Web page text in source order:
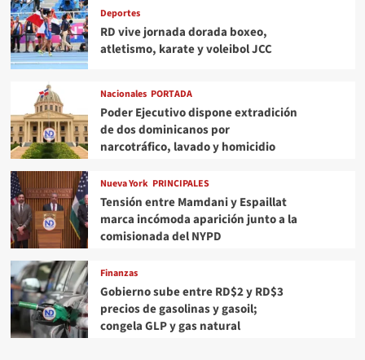
Deportes
RD vive jornada dorada boxeo,
atletismo, karate y voleibol JCC
Nacionales PORTADA
Poder Ejecutivo dispone extradición
de dos dominicanos por
narcotráfico, lavado y homicidio
Nueva York PRINCIPALES
Tensión entre Mamdani y Espaillat
marca incómoda aparición junto a la
comisionada del NYPD
Finanzas
Gobierno sube entre RD$2 y RD$3
precios de gasolinas y gasoil;
congela GLP y gas natural